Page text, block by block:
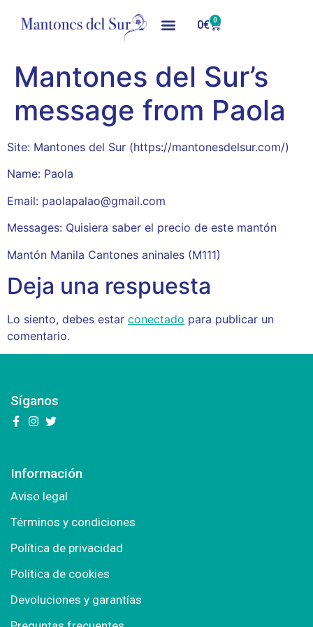
0€ 0
Mantones del Sur’s
message from Paola
Site: Mantones del Sur (https://mantonesdelsur.com/)
Name: Paola
Email: paolapalao@gmail.com
Messages: Quisiera saber el precio de este mantón
Mantón Manila Cantones aninales (M111)
Deja una respuesta
Lo siento, debes estar conectado para publicar un
comentario.
Síganos
Información
Aviso legal
Términos y condiciones
Política de privacidad
Política de cookies
Devoluciones y garantías